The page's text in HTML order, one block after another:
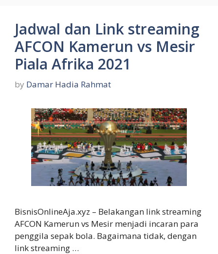
Jadwal dan Link streaming
AFCON Kamerun vs Mesir
Piala Afrika 2021
by Damar Hadia Rahmat
BisnisOnlineAja.xyz – Belakangan link streaming
AFCON Kamerun vs Mesir menjadi incaran para
penggila sepak bola. Bagaimana tidak, dengan
link streaming …